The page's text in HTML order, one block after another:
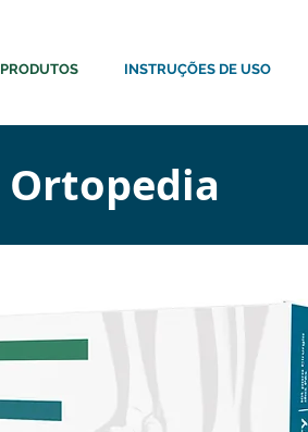
PRODUTOS INSTRUÇÕES DE USO
Ortopedia